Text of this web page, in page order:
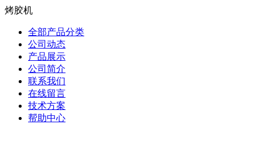
烤胶机
全部产品分类
公司动态
产品展示
公司简介
联系我们
在线留言
技术方案
帮助中心